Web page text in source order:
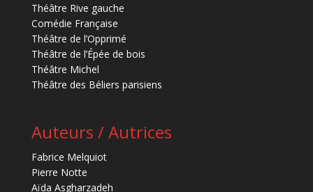
Théâtre Rive gauche
Comédie Française
Théâtre de l’Opprimé
Théâtre de l’Épée de bois
Théâtre Michel
Théâtre des Béliers parisiens
Auteurs / Autrices
Fabrice Melquiot
Pierre Notte
Aïda Asgharzadeh